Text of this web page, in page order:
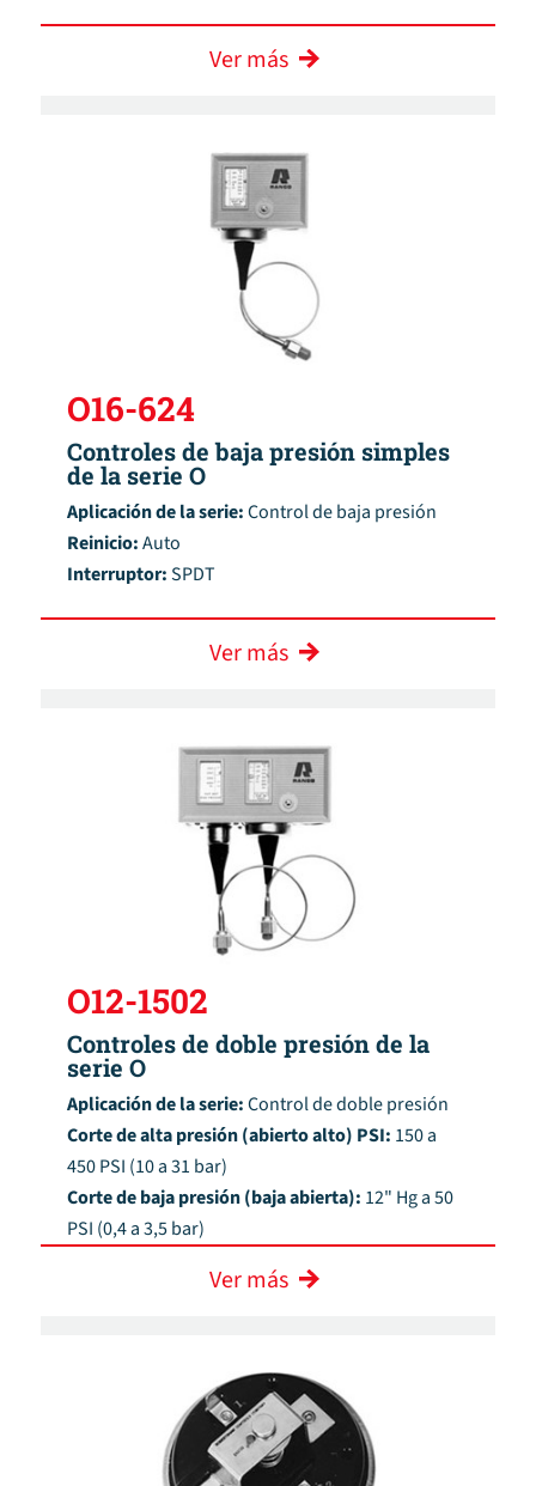
Ver más
O16-624
Controles de baja presión simples
de la serie O
Aplicación de la serie:Control de baja presión
Reinicio:Auto
Interruptor:SPDT
Ver más
O12-1502
Controles de doble presión de la
serie O
Aplicación de la serie:Control de doble presión
Corte de alta presión (abierto alto) PSI: 150 a
450 PSI (10 a 31 bar)
Corte de baja presión (baja abierta): 12" Hg a 50
PSI (0,4 a 3,5 bar)
Ver más